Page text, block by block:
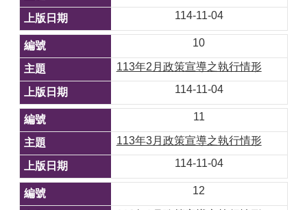
114-11-04
10
113年2月政策宣導之執行情形
114-11-04
11
113年3月政策宣導之執行情形
114-11-04
12